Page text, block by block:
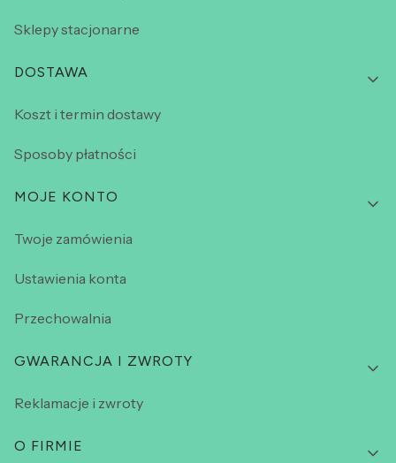
Sklepy stacjonarne
DOSTAWA
Koszt i termin dostawy
Sposoby płatności
MOJE KONTO
Twoje zamówienia
Ustawienia konta
Przechowalnia
GWARANCJA I ZWROTY
Reklamacje i zwroty
O FIRMIE